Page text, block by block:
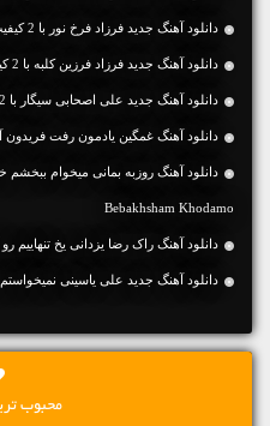
دانلود آهنگ جديد فرزاد فرخ نور با 2 کیفیت و متن آهنگ
دانلود آهنگ جديد فرزاد فرزین کلبه با 2 کیفیت و متن آهنگ
دانلود آهنگ جديد علی اصحابی سیگار با 2 کیفیت و متن آهنگ
دانلود آهنگ غمگین یادمون رفت فریدون
Bebakhsham Khodamo
دانلود آهنگ راک رضا یزدانی یخ تنهاییم
دانلود آهنگ جديد علی یاسینی
محبوب